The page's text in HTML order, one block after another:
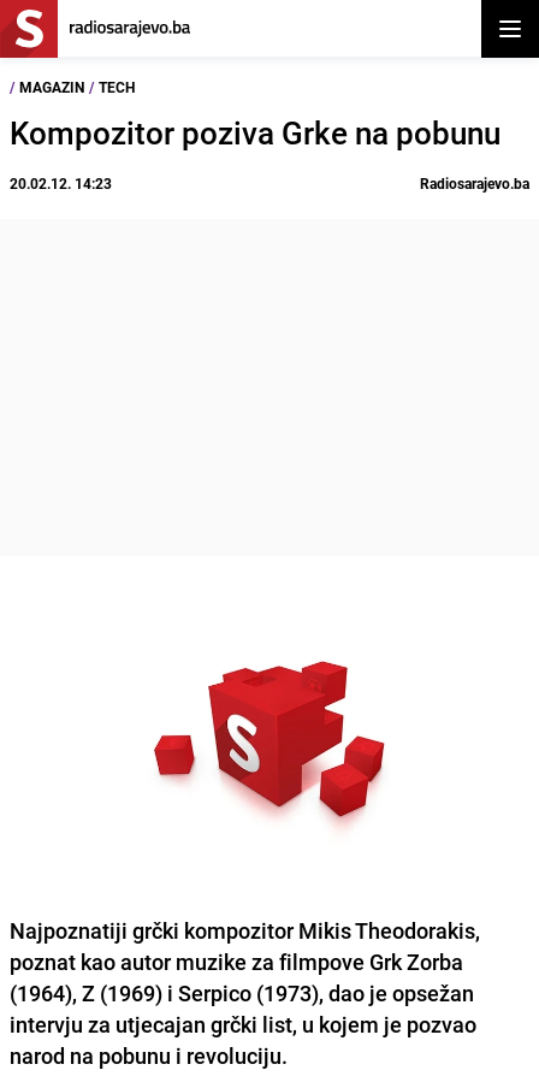
/ MAGAZIN / TECH
Kompozitor poziva Grke na pobunu
20.02.12. 14:23 Radiosarajevo.ba
Najpoznatiji grčki kompozitor Mikis Theodorakis,
poznat kao autor muzike za filmpove Grk Zorba
(1964), Z (1969) i Serpico (1973), dao je opsežan
intervju za utjecajan grčki list, u kojem je pozvao
narod na pobunu i revoluciju.